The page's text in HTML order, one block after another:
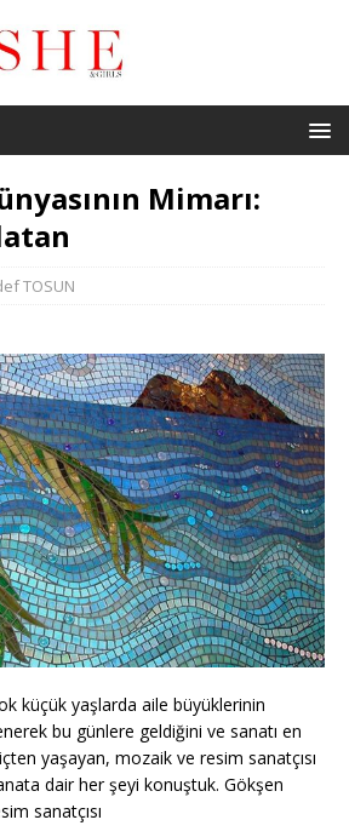
Mimarı:
TOSUN
küçük yaşlarda aile büyüklerinin
bu günlere geldiğini ve sanatı en
yaşayan, mozaik ve resim sanatçısı
dair her şeyi konuştuk. Gökşen
sanatçısı